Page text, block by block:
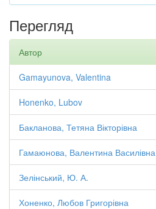
Перегляд
Автор
Gamayunova, Valentina
Honenko, Lubov
Бакланова, Тетяна Вікторівна
Гамаюнова, Валентина Василівна
Зелінський, Ю. А.
Хоненко, Любов Григорівна